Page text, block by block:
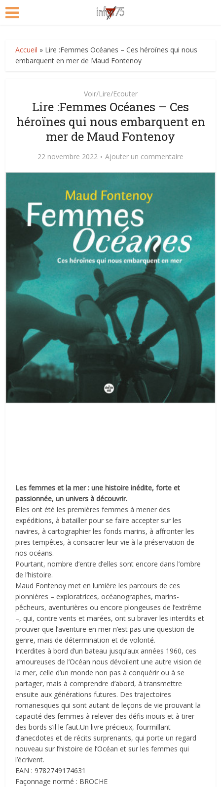
Accueil » Lire :Femmes Océanes – Ces héroïnes qui nous
embarquent en mer de Maud Fontenoy
Voir/Lire/Ecouter
Lire :Femmes Océanes – Ces
héroïnes qui nous embarquent en
mer de Maud Fontenoy
22 novembre 2022 Ajouter un commentaire
Les femmes et la mer : une histoire inédite, forte et
passionnée, un univers à découvrir.
Elles ont été les premières femmes à mener des
expéditions, à batailler pour se faire accepter sur les
navires, à cartographier les fonds marins, à affronter les
pires tempêtes, à consacrer leur vie à la préservation de
nos océans.
Pourtant, nombre d’entre d’elles sont encore dans l’ombre
de l’histoire.
Maud Fontenoy met en lumière les parcours de ces
pionnières – exploratrices, océanographes, marins-
pêcheurs, aventurières ou encore plongeuses de l’extrême
–, qui, contre vents et marées, ont su braver les interdits et
prouver que l’aventure en mer n’est pas une question de
genre, mais de détermination et de volonté.
Interdites à bord d’un bateau jusqu’aux années 1960, ces
amoureuses de l’Océan nous dévoilent une autre vision de
la mer, celle d’un monde non pas à conquérir ou à se
partager, mais à comprendre d’abord, à transmettre
ensuite aux générations futures. Des trajectoires
romanesques qui sont autant de leçons de vie prouvant la
capacité des femmes à relever des défis inouïs et à tirer
des bords s’il le faut.Un livre précieux, fourmillant
d’anecdotes et de récits surprenants, qui porte un regard
nouveau sur l’histoire de l’Océan et sur les femmes qui
l’écrivent.
EAN : 9782749174631
Façonnage normé : BROCHE